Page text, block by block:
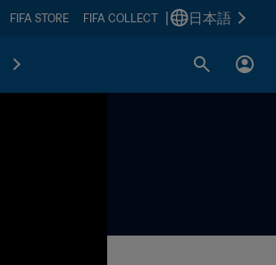
FIFA STORE FIFA COLLECT 日本語